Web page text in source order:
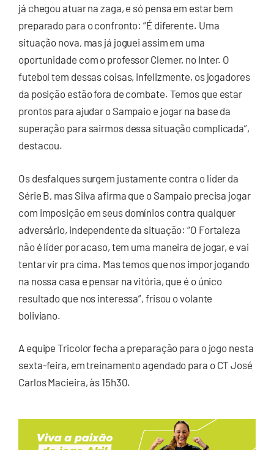
já chegou atuar na zaga, e só pensa em estar bem
preparado para o confronto: “É diferente. Uma
situação nova, mas já joguei assim em uma
oportunidade com o professor Clemer, no Inter. O
futebol tem dessas coisas, infelizmente, os jogadores
da posição estão fora de combate. Temos que estar
prontos para ajudar o Sampaio e jogar na base da
superação para sairmos dessa situação complicada”,
destacou.
Os desfalques surgem justamente contra o líder da
Série B, mas Silva afirma que o Sampaio precisa jogar
com imposição em seus domínios contra qualquer
adversário, independente da situação: “O Fortaleza
não é líder por acaso, tem uma maneira de jogar, e vai
tentar vir pra cima. Mas temos que nos impor jogando
na nossa casa e pensar na vitória, que é o único
resultado que nos interessa”, frisou o volante
boliviano.
A equipe Tricolor fecha a preparação para o jogo nesta
sexta-feira, em treinamento agendado para o CT José
Carlos Macieira, às 15h30.